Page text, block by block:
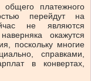
платежного
перейдут на
не являются
окажутся
поскольку многие
справками,
в конвертах,